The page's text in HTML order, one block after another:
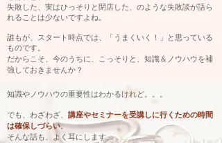
失敗した、実はひっそりと閉店した、のような失敗談が語ら
れることは少ないですよね。
誰もが、スタート時点では、「うまくいく！」と思っている
ものです。
だからこそ、 今のうちに、こっそりと、知識＆ノウハウを補
強しておきませんか？
知識やノウハウの重要性はわかるけれど。。。
​でも、わざわざ、 講座やセミナーを受講しに行くための時間
は確保しづらい。
そんな話も、よく耳にします。